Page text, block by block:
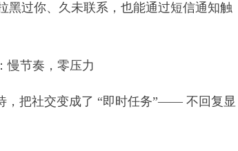
黑过你、久未联系，也能通过短信通知触
节奏，零压力
把社交变成了 “即时任务”—— 不回复显